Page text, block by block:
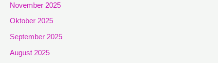
November 2025
Oktober 2025
September 2025
August 2025